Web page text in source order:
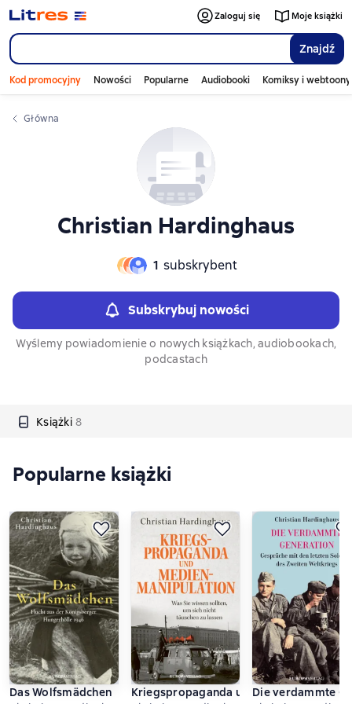
Znajdź
Zaloguj się Moje książki
Kod promocyjny Nowości Popularne Audiobooki Komiksy i webtoony
Główna
Christian Hardinghaus
1 subskrybent
Subskrybuj nowości
Wyślemy powiadomienie o nowych książkach, audiobookach,
podcastach
Książki 8
Слайдер с книгами
Popularne książki
Das Wolfsmädchen
Kriegspropaganda undDie verdammte
Слайдер с книгами